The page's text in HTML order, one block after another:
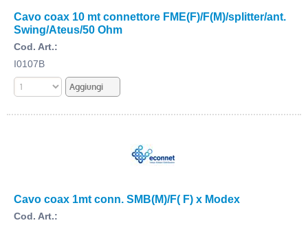
Cavo coax 10 mt connettore FME(F)/F(M)/splitter/ant.
Swing/Ateus/50 Ohm
Cod. Art.:
I0107B
Cavo coax 1mt conn. SMB(M)/F( F) x Modex
Cod. Art.: